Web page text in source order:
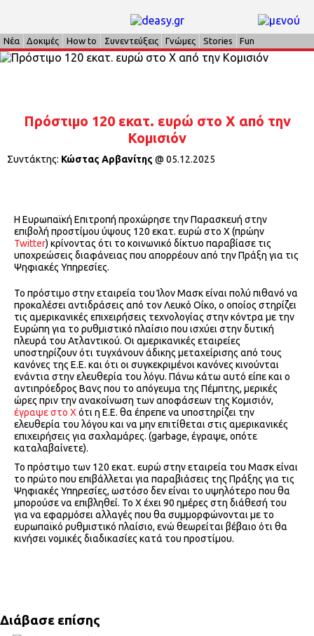
Νέα Δοκιμές How to Συνεντεύξεις Γνώμες Stories Fun
Πρόστιμο 120 εκατ. ευρώ στο Χ από την
Κομισιόν
Συντάκτης: Κώστας Αρβανίτης @ 05.12.2025
Η Ευρωπαϊκή Επιτροπή προχώρησε την Παρασκευή στην
επιβολή προστίμου ύψους 120 εκατ. ευρώ στο Χ (πρώην
Twitter) κρίνοντας ότι το κοινωνικό δίκτυο παραβίασε τις
υποχρεώσεις διαφάνειας που απορρέουν από την Πράξη για τις
Ψηφιακές Υπηρεσίες.
Το πρόστιμο στην εταιρεία του Ίλον Μασκ είναι πολύ πιθανό να
προκαλέσει αντιδράσεις από τον Λευκό Οίκο, ο οποίος στηρίζει
τις αμερικανικές επιχειρήσεις τεχνολογίας στην κόντρα με την
Ευρώπη για το ρυθμιστικό πλαίσιο που ισχύει στην δυτική
πλευρά του Ατλαντικού. Οι αμερικανικές εταιρείες
υποστηρίζουν ότι τυγχάνουν άδικης μεταχείρισης από τους
κανόνες της Ε.Ε. και ότι οι συγκεκριμένοι κανόνες κινούνται
ενάντια στην ελευθερία του λόγυ. Πάνω κάτω αυτό είπε και ο
αντιπρόεδρος Βανς που το απόγευμα της Πέμπτης, μερικές
ώρες πριν την ανακοίνωση των αποφάσεων της Κομισιόν,
έγραψε στο Χ ότι η Ε.Ε. θα έπρεπε να υποστηρίζει την
ελευθερία του λόγου και να μην επιτίθεται στις αμερικανικές
επιχειρήσεις για σαχλαμάρες. (garbage, έγραψε, οπότε
καταλαβαίνετε).
Το πρόστιμο των 120 εκατ. ευρώ στην εταιρεία του Μασκ είναι
το πρώτο που επιβάλλεται για παραβιάσεις της Πράξης για τις
Ψηφιακές Υπηρεσίες, ωστόσο δεν είναι το υψηλότερο που θα
μπορούσε να επιβληθεί. Το Χ έχει 90 ημέρες στη διάθεσή του
για να εφαρμόσει αλλαγές που θα συμμορφώνονται με το
ευρωπαϊκό ρυθμιστικό πλαίσιο, ενώ θεωρείται βέβαιο ότι θα
κινήσει νομικές διαδικασίες κατά του προστίμου.
Διάβασε επίσης